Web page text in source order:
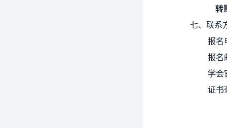
转
七、联系
报名
报
学会
证